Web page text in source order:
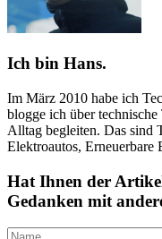
Ich bin Hans.
Im März 2010 habe ich
blogge ich über
Alltag begleiten. Das sind
Elektroautos, Erneuerbare
Hat Ihnen der
Gedanken mit